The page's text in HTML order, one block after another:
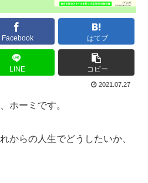
Facebook はてブ
LINE コピー
2021.07.27
ホーミです。
からの人生でどうしたいか、